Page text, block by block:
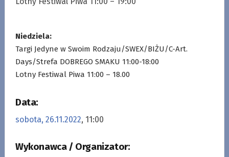
Niedziela:
Targi Jedyne w Swoim Rodzaju/SWEX/BIŻU/C-Art.
Days/Strefa DOBREGO SMAKU 11:00-18:00
Lotny Festiwal Piwa 11:00 – 18.00
Data:
sobota, 26.11.2022, 11:00
Wykonawca / Organizator: